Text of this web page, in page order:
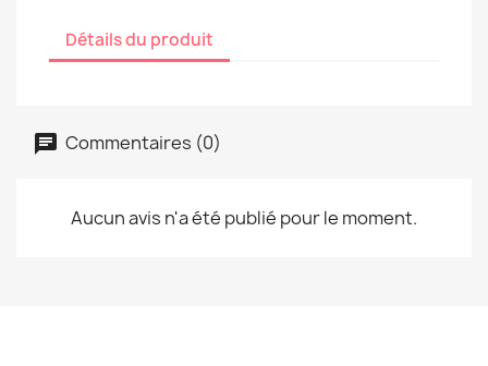
Détails du produit
Commentaires (0)
Aucun avis n'a été publié pour le moment.